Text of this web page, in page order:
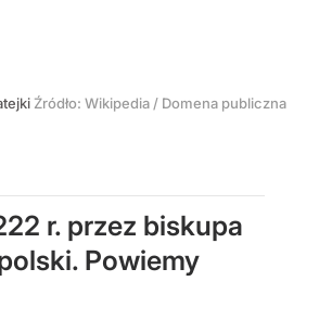
Źródło: Wikipedia / Domena publiczna
r. przez biskupa
Powiemy